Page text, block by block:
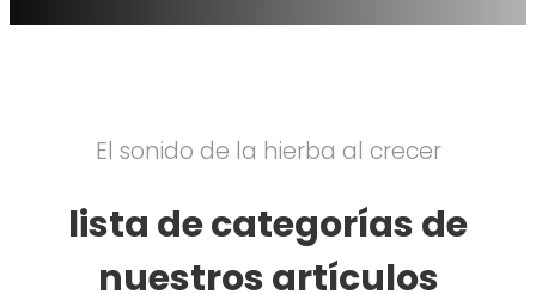
El sonido de la hierba al crecer
lista de categorías de
nuestros artículos